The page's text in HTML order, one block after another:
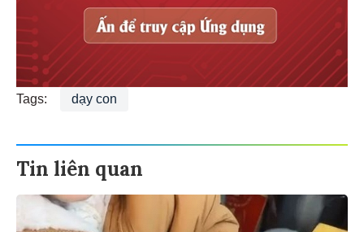
Tags: dạy con
Tin liên quan